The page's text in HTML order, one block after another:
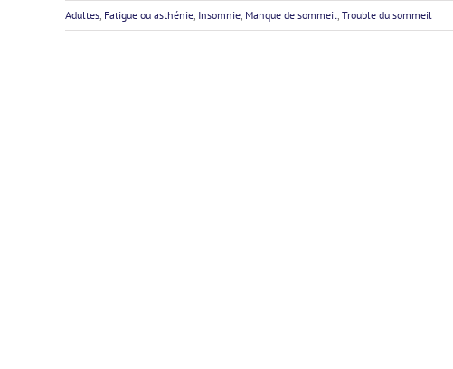
Adultes, Fatigue ou asthénie, Insomnie, Manque de sommeil, Trouble du sommeil